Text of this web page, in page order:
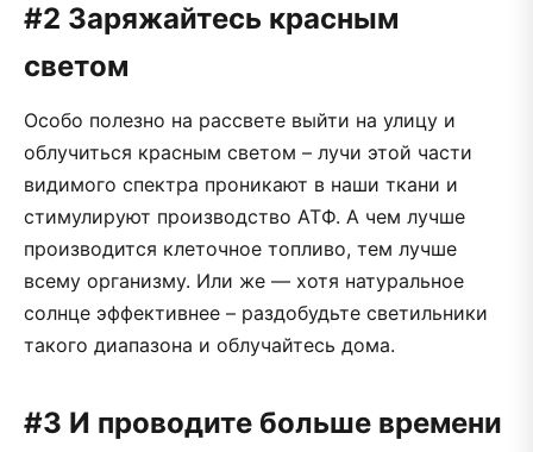
#2 Заряжайтесь красным
светом
Особо полезно на рассвете выйти на улицу и
облучиться красным светом – лучи этой части
видимого спектра проникают в наши ткани и
стимулируют производство АТФ. А чем лучше
производится клеточное топливо, тем лучше
всему организму. Или же — хотя натуральное
солнце эффективнее – раздобудьте светильники
такого диапазона и облучайтесь дома.
#3 И проводите больше времени